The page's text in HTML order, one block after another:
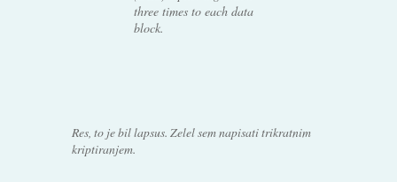
three times to each data
block.
Res, to je bil lapsus. Zelel sem napisati trikratnim
kriptiranjem.